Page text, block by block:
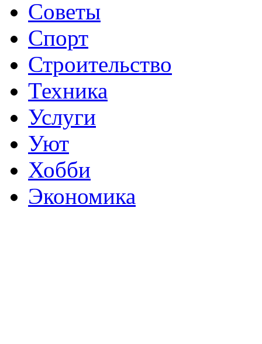
Советы
Спорт
Строительство
Техника
Услуги
Уют
Хобби
Экономика